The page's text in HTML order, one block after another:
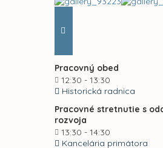
Pracovný obed
12:30 - 13:30
Historická radnica
Pracovné stretnutie s
rozvoja
13:30 - 14:30
Kancelária primátora